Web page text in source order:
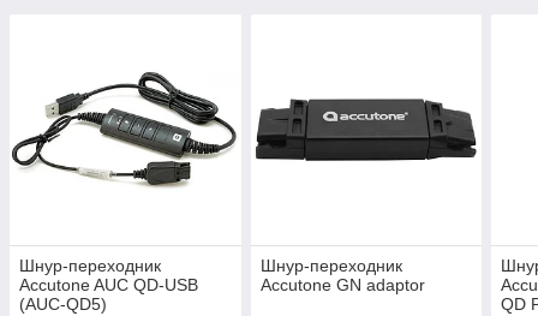
Шнур-переходник
Accutone AUC QD-USB
(AUC-QD5)
Шнур-переходник
Accutone GN adaptor
QD